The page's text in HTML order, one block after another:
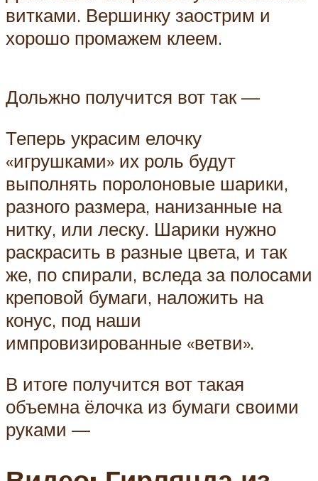
витками. Вершинку заострим и
хорошо промажем клеем.
Дольжно получится вот так —
Теперь украсим елочку
«игрушками» их роль будут
выполнять поролоновые шарики,
разного размера, нанизанные на
нитку, или леску. Шарики нужно
раскрасить в разные цвета, и так
же, по спирали, вследа за полосами
креповой бумаги, наложить на
конус, под наши
импровизированные «ветви».
В итоге получится вот такая
объемна ёлочка из бумаги своими
руками —